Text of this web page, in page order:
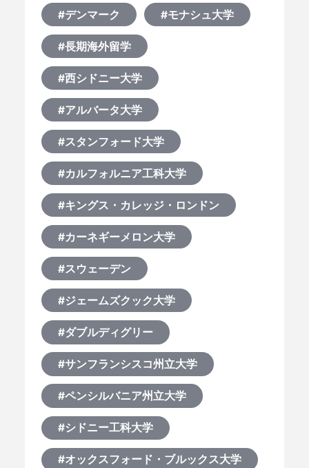
#デンマーク #モナシュ大学
#長期海外留学
#西シドニー大学
#アルバータ大学
#スタンフォード大学
#カルフォルニア工科大学
#キングス・カレッジ・ロンドン
#カーネギーメロン大学
#スウェーデン
#ジェームズクック大学
#ダブルディグリー
#サンフランシスコ州立大学
#ペンシルバニア州立大学
#シドニー工科大学
#オックスフォード・ブルックス大学